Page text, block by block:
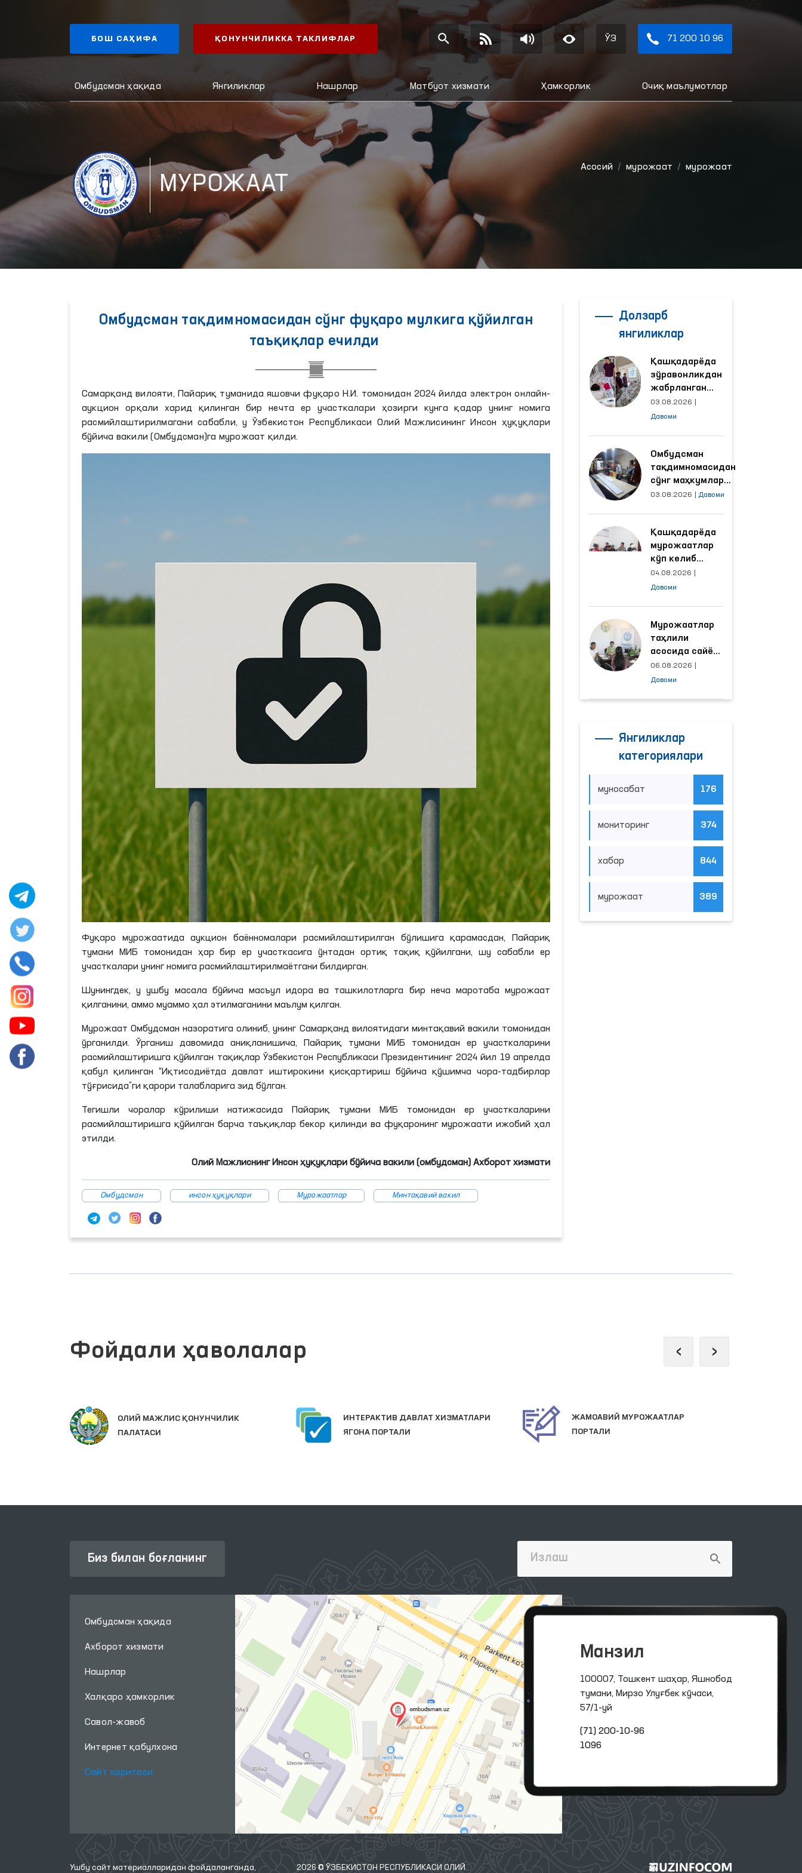
БОШ САҲИФА ҚОНУНЧИЛИККА ТАКЛИФЛАР ЎЗ 71 200 10 96
Омбудсман ҳақида Янгиликлар Нашрлар Матбуот хизмати Ҳамкорлик Очиқ маълумотлар
МУРОЖААТ
Aсосий мурожаат мурожаат
Омбудсман тақдимномасидан сўнг фуқаро мулкига қўйилган
таъқиқлар ечилди
Самарқанд вилояти, Пайариқ туманида яшовчи фуқаро Н.И. томонидан 2024 йилда электрон онлайн-
аукцион орқали харид қилинган бир нечта ер участкалари ҳозирги кунга қадар унинг номига
расмийлаштирилмагани сабабли, у Ўзбекистон Республикаси Олий Мажлисининг Инсон ҳуқуқлари
бўйича вакили (Омбудсман)га мурожаат қилди.
Фуқаро мурожаатида аукцион баённомалари расмийлаштирилган бўлишига қарамасдан, Пайариқ
тумани МИБ томонидан ҳар бир ер участкасига ўнтадан ортиқ тақиқ қўйилгани, шу сабабли ер
участкалари унинг номига расмийлаштирилмаётгани билдирган.
Шунингдек, у ушбу масала бўйича масъул идора ва ташкилотларга бир неча маротаба мурожаат
қилганини, аммо муаммо ҳал этилмаганини маълум қилган.
Мурожаат Омбудсман назоратига олиниб, унинг Самарқанд вилоятидаги минтақавий вакили томонидан
ўрганилди. Ўрганиш давомида аниқланишича, Пайариқ тумани МИБ томонидан ер участкаларини
расмийлаштиришга қўйилган тақиқлар Ўзбекистон Республикаси Президентининг 2024 йил 19 апрелда
қабул қилинган “Иқтисодиётда давлат иштирокини қисқартириш бўйича қўшимча чора-тадбирлар
тўғрисида”ги қарори талабларига зид бўлган.
Тегишли чоралар кўрилиши натижасида Пайариқ тумани МИБ томонидан ер участкаларини
расмийлаштиришга қўйилган барча таъқиқлар бекор қилинди ва фуқаронинг мурожаати ижобий ҳал
этилди.
Олий Мажлиснинг Инсон ҳуқуқлари бўйича вакили (омбудсман) Ахборот хизмати
Омбудсман инсон ҳуқуқлари Мурожаатлар Минтақавий вакил
Долзарб
янгиликлар
Қашқадарёда
зўравонликдан
жабрланган
аёлнинг ҳолати
Омбудсман
03.08.2026
Давоми
Омбудсман
тақдимномасидан
сўнг маҳкумлар
меҳнат қилаётган
яхшиланди
03.08.2026 Давоми
Қашқадарёда
мурожаатлар
кўп келиб
тушаётган
ҳудудлар
ишлаш йўлга
қўйилди
04.08.2026
Давоми
Мурожаатлар
таҳлили
асосида сайёр
қабул
ўтказиладиган
06.08.2026
Давоми
Янгиликлар
категориялари
муносабат 176
мониторинг 374
хабар 844
мурожаат 389
Фойдали ҳаволалар
ОЛИЙ МАЖЛИС ҚОНУНЧИЛИК
ПАЛАТАСИ
ИНТЕРАКТИВ ДАВЛАТ ХИЗМАТЛАРИ
ЯГОНА ПОРТАЛИ
ЖАМОАВИЙ МУРОЖААТЛАР
ПОРТАЛИ
‹ ›
Биз билан боғланинг
Омбудсман ҳақида
Ахборот хизмати
Нашрлар
Халқаро ҳамкорлик
Савол-жавоб
Интернет қабулхона
Сайт харитаси
Манзил
100007, Тошкент шаҳар, Яшнобод
тумани, Мирзо Улуғбек кўчаси,
57/1-уй
(71) 200-10-96
1096
Ушбу сайт материалларидан фойдаланганда, 2026 © ЎЗБЕКИСТОН РЕСПУБЛИКАСИ ОЛИЙ